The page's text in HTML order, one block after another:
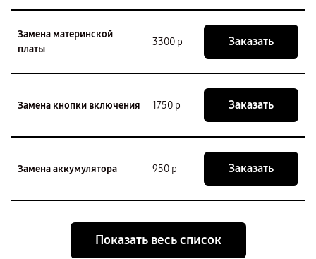
Замена материнской
платы
3300 р Заказать
Замена кнопки включения 1750 р Заказать
Замена аккумулятора 950 р Заказать
Показать весь список